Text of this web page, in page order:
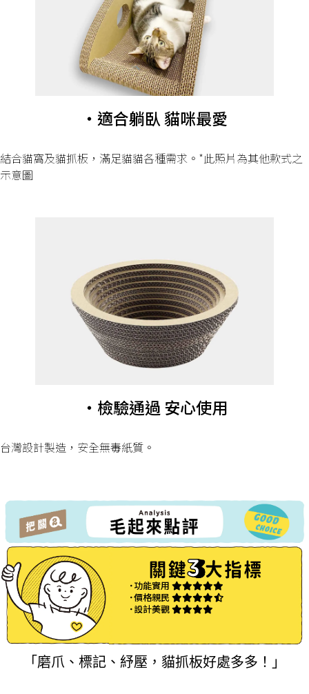
・適合躺臥 貓咪最愛
結合貓窩及貓抓板，滿足貓貓各種需求。*此照片為其他款式之
示意圖
・檢驗通過 安心使用
台灣設計製造，安全無毒紙質。
˙功能實用
˙價格親民
˙設計美觀
「磨爪、標記、紓壓，貓抓板好處多多！」